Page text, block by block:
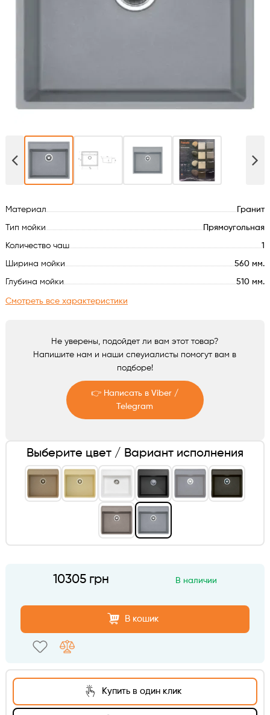
Микроволновые печи
Стиральные машины
Сушильные машины
Холодильное оборудование
Сантехника
Материал Гранит
Тип мойки Прямоугольная
Количество чаш 1
Ширина мойки 560 мм.
Глубина мойки 510 мм.
Смотреть все характеристики
Не уверены, подойдет ли вам этот товар?
Напишите нам и наши спеуиалисты помогут вам в
подборе!
👉 Написать в Viber /
Telegram
Viber
10305 грн В наличии
В кошик
Купить в один клик
Выберите цвет / Вариант исполнения